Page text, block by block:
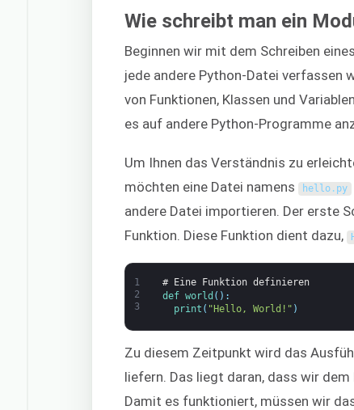
Wie schreibt man ein
Beginnen wir mit dem Schreiben
jede andere Python-Datei verfassen
von Funktionen, Klassen und
es auf andere Python-Programme
Um Ihnen das Verständnis zu
möchten eine Datei namens hello . py
andere Datei importieren. Der erste
Funktion. Diese Funktion dient dazu,
1
2
3
# Eine Funktion definieren
def world ( ) :
print ( "Hello, World!" )
Zu diesem Zeitpunkt wird das
liefern. Das liegt daran, dass wir dem
Damit es funktioniert, müssen wir